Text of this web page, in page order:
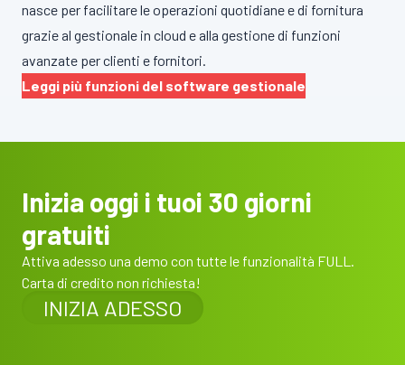
nasce per facilitare le operazioni quotidiane e di fornitura
grazie al gestionale in cloud e alla gestione di funzioni
avanzate per clienti e fornitori.
Leggi più funzioni del software gestionale
Inizia oggi i tuoi 30 giorni
gratuiti
Attiva adesso una demo con tutte le funzionalità FULL.
Carta di credito non richiesta!
INIZIA ADESSO